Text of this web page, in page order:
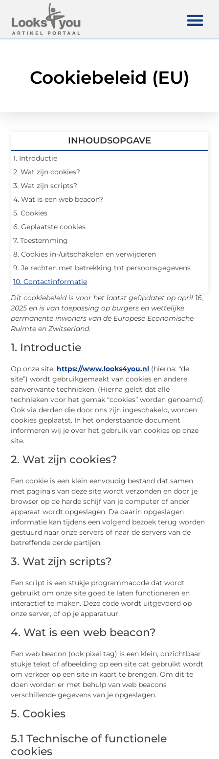
Cookiebeleid (EU)
Dit cookiebeleid is voor het laatst geüpdatet op april 16,
2025 en is van toepassing op burgers en wettelijke
permanente inwoners van de Europese Economische
Ruimte en Zwitserland.
1. Introductie
Op onze site, https://www.looks4you.nl (hierna: “de
site”) wordt gebruikgemaakt van cookies en andere
aanverwante technieken. (Hierna geldt dat alle
technieken voor het gemak “cookies” worden genoemd).
Ook via derden die door ons zijn ingeschakeld, worden
cookies geplaatst. In het onderstaande document
informeren wij je over het gebruik van cookies op onze
site.
2. Wat zijn cookies?
Een cookie is een klein eenvoudig bestand dat samen
met pagina’s van deze site wordt verzonden en door je
browser op de harde schijf van je computer of ander
apparaat wordt opgeslagen. De daarin opgeslagen
informatie kan tijdens een volgend bezoek terug worden
gestuurd naar onze servers of naar de servers van de
betreffende derde partijen.
3. Wat zijn scripts?
Een script is een stukje programmacode dat wordt
gebruikt om onze site goed te laten functioneren en
interactief te maken. Deze code wordt uitgevoerd op
onze server, of op je apparatuur.
4. Wat is een web beacon?
Een web beacon (ook pixel tag) is een klein, onzichtbaar
stukje tekst of afbeelding op een site dat gebruikt wordt
om verkeer op een site in kaart te brengen. Om dit te
doen worden er met behulp van web beacons
verschillende gegevens van je opgeslagen.
5. Cookies
5.1 Technische of functionele
cookies
INHOUDSOPGAVE
1. Introductie
2. Wat zijn cookies?
3. Wat zijn scripts?
4. Wat is een web beacon?
5. Cookies
6. Geplaatste cookies
7. Toestemming
8. Cookies in-/uitschakelen en verwijderen
9. Je rechten met betrekking tot persoonsgegevens
10. Contactinformatie